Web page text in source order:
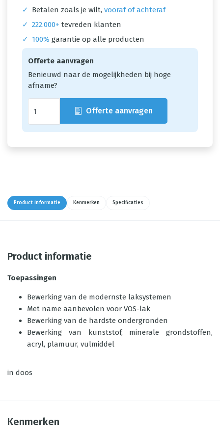
✓
Betalen zoals je wilt, vooraf of achteraf
✓ 222.000+ tevreden klanten
✓
100% garantie op alle producten
Offerte aanvragen
Benieuwd naar de mogelijkheden bij hoge
afname?
Offerte aanvragen
Product informatie Kenmerken Specificaties
Product informatie
Toepassingen
Bewerking van de modernste laksystemen
Met name aanbevolen voor VOS-lak
Bewerking van de hardste ondergronden
Bewerking van kunststof, minerale grondstoffen,
acryl, plamuur, vulmiddel
in doos
Kenmerken